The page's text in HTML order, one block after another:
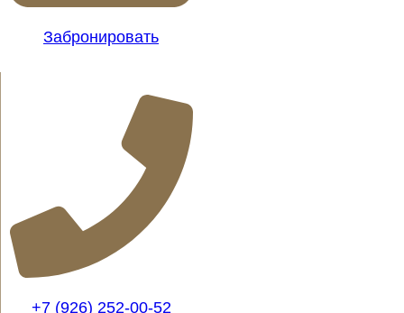
Забронировать
+7 (926) 252-00-52